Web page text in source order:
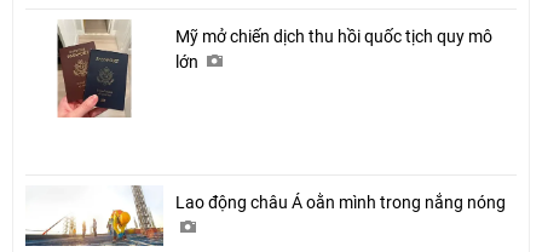
Mỹ mở chiến dịch thu hồi quốc tịch quy mô
lớn
Lao động châu Á oằn mình trong nắng nóng